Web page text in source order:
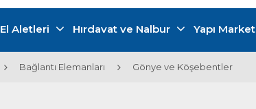
El Aletleri Hırdavat ve Nalbur Yapı Market
Bağlantı Elemanları Gönye ve Köşebentler